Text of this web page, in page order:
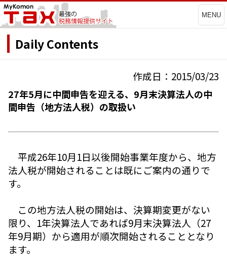
MENU
Daily Contents
作成日：2015/03/23
27年5月に中間申告を迎える、9月末決算法人の中
間申告（地方法人税）の取扱い
平成26年10月1日以後開始事業年度から、地方
法人税が開始されることは既にご案内の通りで
す。
この地方法人税の開始は、決算期変更がない
限り、1年決算法人であれば9月末決算法人（27
年9月期）から適用が順次開始されることとなり
ます。